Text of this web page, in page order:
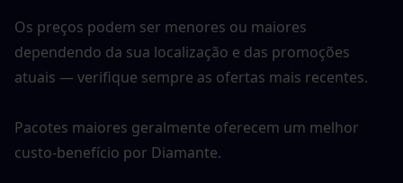
Os preços podem ser menores ou maiores
dependendo da sua localização e das promoções
atuais — verifique sempre as ofertas mais recentes.
Pacotes maiores geralmente oferecem um melhor
custo-benefício por Diamante.